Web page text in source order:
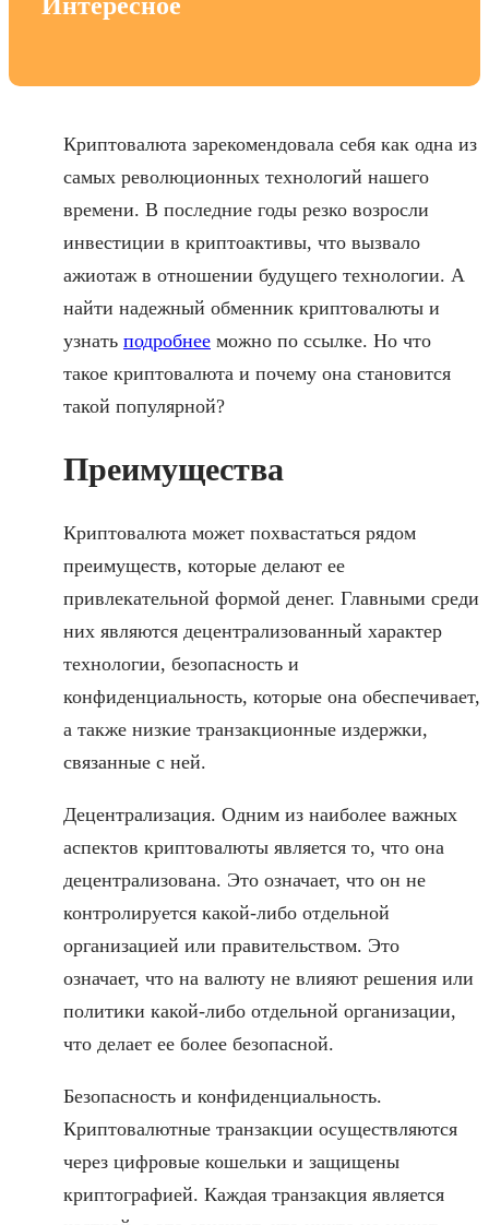
Интересное
Криптовалюта зарекомендовала себя как одна из
самых революционных технологий нашего
времени. В последние годы резко возросли
инвестиции в криптоактивы, что вызвало
ажиотаж в отношении будущего технологии. А
найти надежный обменник криптовалюты и
узнать подробнее можно по ссылке. Но что
такое криптовалюта и почему она становится
такой популярной?
Преимущества
Криптовалюта может похвастаться рядом
преимуществ, которые делают ее
привлекательной формой денег. Главными среди
них являются децентрализованный характер
технологии, безопасность и
конфиденциальность, которые она обеспечивает,
а также низкие транзакционные издержки,
связанные с ней.
Децентрализация. Одним из наиболее важных
аспектов криптовалюты является то, что она
децентрализована. Это означает, что он не
контролируется какой-либо отдельной
организацией или правительством. Это
означает, что на валюту не влияют решения или
политики какой-либо отдельной организации,
что делает ее более безопасной.
Безопасность и конфиденциальность.
Криптовалютные транзакции осуществляются
через цифровые кошельки и защищены
криптографией. Каждая транзакция является